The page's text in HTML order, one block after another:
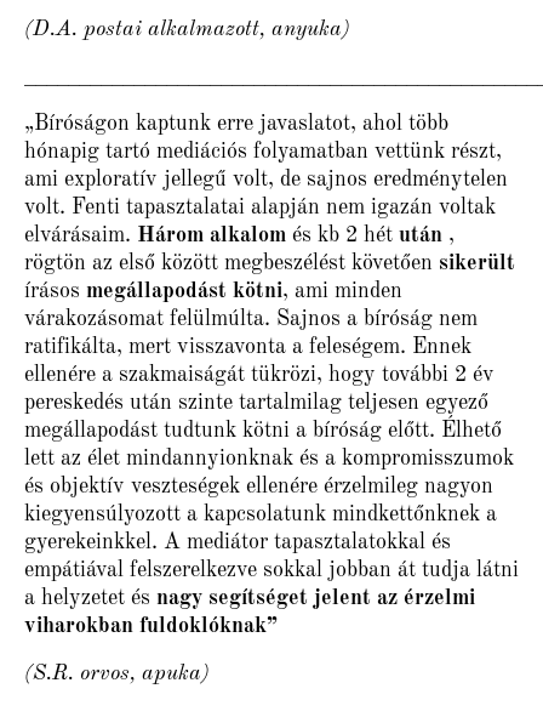
(D.A. postai alkalmazott, anyuka)
„Bíróságon kaptunk erre javaslatot, ahol több
hónapig tartó mediációs folyamatban vettünk részt,
ami exploratív jellegű volt, de sajnos eredménytelen
volt. Fenti tapasztalatai alapján nem igazán voltak
elvárásaim. Három alkalom és kb 2 hét után ,
rögtön az első között megbeszélést követően sikerült
írásos megállapodást kötni, ami minden
várakozásomat felülmúlta. Sajnos a bíróság nem
ratifikálta, mert visszavonta a feleségem. Ennek
ellenére a szakmaiságát tükrözi, hogy további 2 év
pereskedés után szinte tartalmilag teljesen egyező
megállapodást tudtunk kötni a bíróság előtt. Élhető
lett az élet mindannyionknak és a kompromisszumok
és objektív veszteségek ellenére érzelmileg nagyon
kiegyensúlyozott a kapcsolatunk mindkettőnknek a
gyerekeinkkel. A mediátor tapasztalatokkal és
empátiával felszerelkezve sokkal jobban át tudja látni
a helyzetet és nagy segítséget jelent az érzelmi
viharokban fuldoklóknak”
(S.R. orvos, apuka)